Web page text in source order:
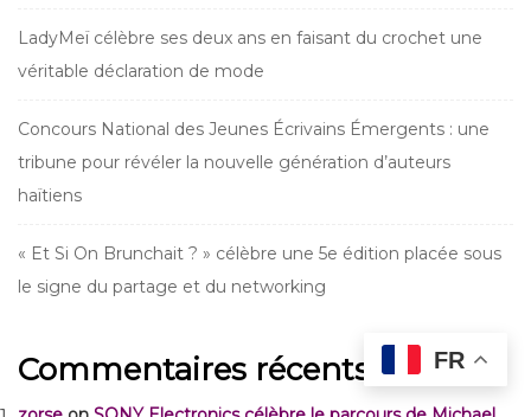
LadyMeï célèbre ses deux ans en faisant du crochet une
véritable déclaration de mode
Concours National des Jeunes Écrivains Émergents : une
tribune pour révéler la nouvelle génération d’auteurs
haïtiens
« Et Si On Brunchait ? » célèbre une 5e édition placée sous
le signe du partage et du networking
Commentaires récents FR